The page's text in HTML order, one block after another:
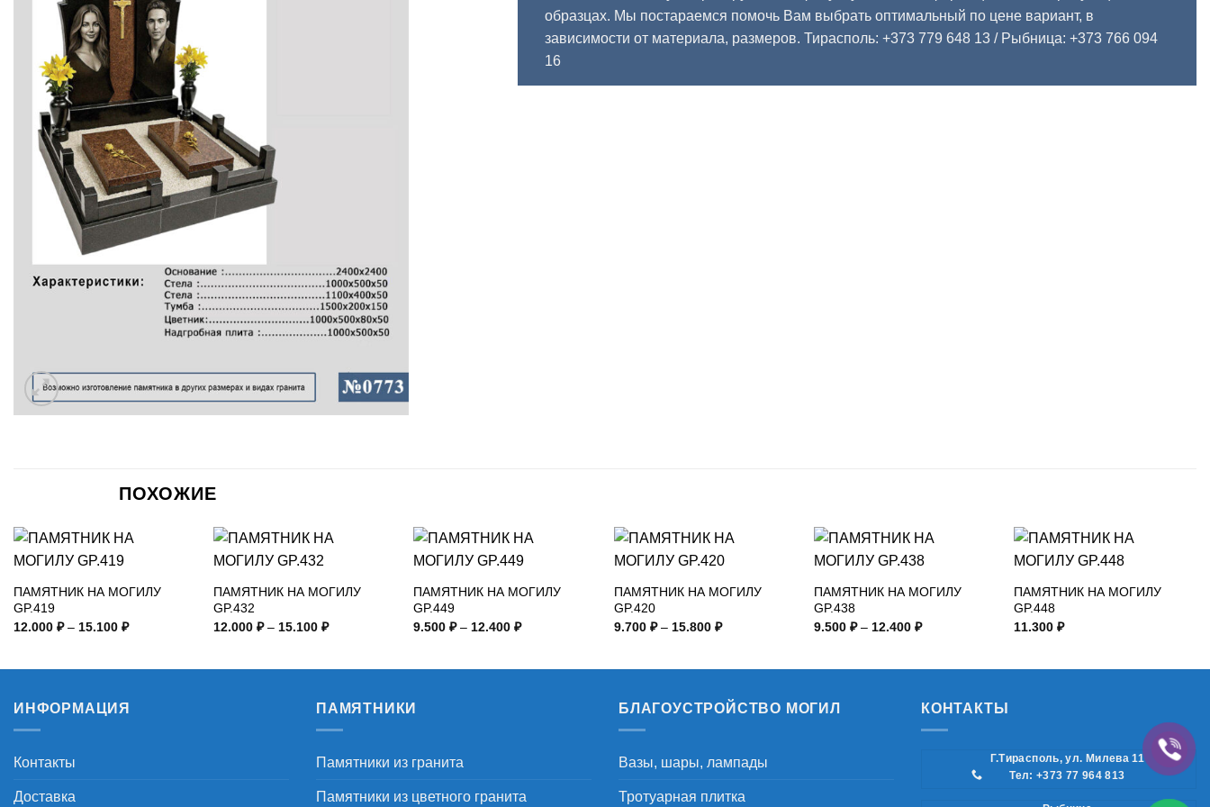
образцах. Мы постараемся помочь Вам выбрать оптимальный по цене вариант, в
зависимости от материала, размеров. Тирасполь: +373 779 648 13 / Рыбница: +373 766 094
16
ПОХОЖИЕ
ПАМЯТНИК НА МОГИЛУ
GP.419
12.000 ₽ – 15.100 ₽Диапазон
ПАМЯТНИК НА МОГИЛУ
GP.432
12.000₽ – 15.100₽Диапазон
ПАМЯТНИК НА МОГИЛУ
GP.449
9.500₽ – 12.400₽Диапазон
ПАМЯТНИК НА МОГИЛУ
GP.420
9.700 ₽ – 15.800 ₽Диапазон
ПАМЯТНИК НА МОГИЛУ
GP.438
9.500₽ – 12.400₽Диапазон
ПАМЯТНИК НА МОГИЛУ
GP.448
11.300₽
ИНФОРМАЦИЯ
Контакты
Доставка
ПАМЯТНИКИ
Памятники из гранита
Памятники из цветного гранита
БЛАГОУСТРОЙСТВО МОГИЛ
Вазы, шары, лампады
Тротуарная плитка
КОНТАКТЫ
Г.Тирасполь, ул. Милева 11
Тел: +373 77 964 813